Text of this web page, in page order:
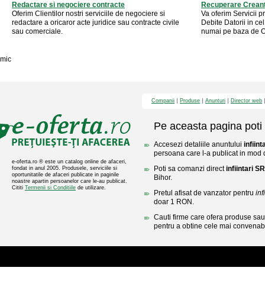
Redactare si negociere contracte
Oferim Clientilor nostri serviciile de negociere si
redactare a oricaror acte juridice sau contracte civile
sau comerciale.
Recuperare
Va oferim Servicii
Debite Datorii in
numai pe baza de
mic
e-oferta.ro ® este un catalog online de afaceri,
fondat in anul 2005. Produsele, serviciile si
oportunitatile de afaceri publicate in paginile
noastre apartin persoanelor care le-au publicat.
Cititi Termenii si Conditiile de utilizare.
Companii Produse Anunturi Director web
Pe aceasta pagina poti
Accesezi detaliile anuntului
persoana care l-a publicat in mod
Poti sa comanzi directinfiintari
Bihor.
Pretul afisat de vanzator pentru
doar 1 RON.
Cauti firme care ofera produse
pentru a obtine cele mai